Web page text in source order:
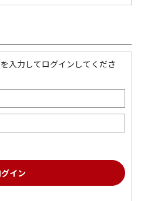
入力してログインしてくださ